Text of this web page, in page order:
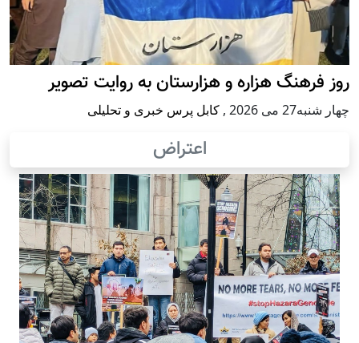
روز فرهنگ هزاره و هزارستان به روایت تصویر
چهار شنبه27 می 2026 , کابل پرس خبری و تحلیلی
اعتراض